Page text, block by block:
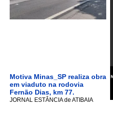
Motiva Minas_SP realiza obra
em viaduto na rodovia
Fernão Dias, km 77.
JORNAL ESTÂNCIA de ATIBAIA